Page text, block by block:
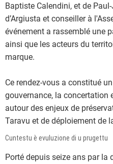
Baptiste Calendini, et de
d’Argiusta et conseiller à
événement a rassemblé une
ainsi que les acteurs du
marque.
Ce rendez-vous a constitué
gouvernance, la concertation
autour des enjeux de
Taravu et de déploiement de
Cuntestu è evuluzione di u prugettu
Porté depuis seize ans par